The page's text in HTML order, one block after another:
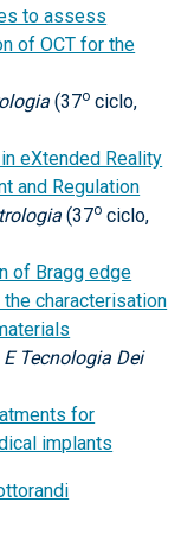
to assess
of OCT for the
(37o ciclo,
eXtended Reality
and Regulation
(37o ciclo,
of Bragg edge
characterisation
Tecnologia Dei
for
implants